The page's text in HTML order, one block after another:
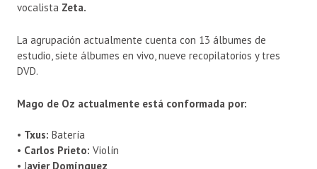
vocalista Zeta.
La agrupación actualmente cuenta con 13 álbumes de
estudio, siete álbumes en vivo, nueve recopilatorios y tres
DVD.
Mago de Oz actualmente está conformada por:
• Txus: Batería
• Carlos Prieto: Violín
• Javier Domínguez